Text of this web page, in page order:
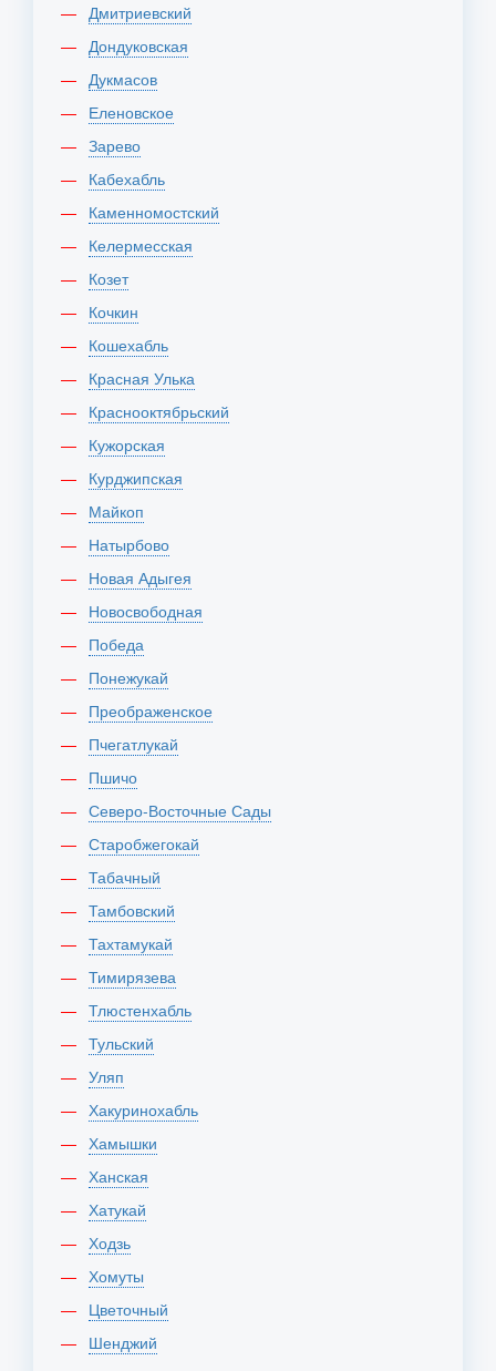
Дмитриевский
Дондуковская
Дукмасов
Еленовское
Зарево
Кабехабль
Каменномостский
Келермесская
Козет
Кочкин
Кошехабль
Красная Улька
Краснооктябрьский
Кужорская
Курджипская
Майкоп
Натырбово
Новая Адыгея
Новосвободная
Победа
Понежукай
Преображенское
Пчегатлукай
Пшичо
Северо-Восточные Сады
Старобжегокай
Табачный
Тамбовский
Тахтамукай
Тимирязева
Тлюстенхабль
Тульский
Уляп
Хакуринохабль
Хамышки
Ханская
Хатукай
Ходзь
Хомуты
Цветочный
Шенджий